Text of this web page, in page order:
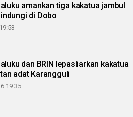
amankan tiga kakatua jambul
di Dobo
dan BRIN lepasliarkan kakatua
adat Karangguli
19:35